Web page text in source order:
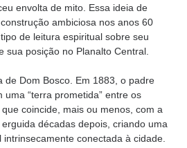
envolta de mito. Essa ideia de
ambiciosa nos anos 60
de leitura espiritual sobre seu
sua posição no Planalto Central.
de Dom Bosco. Em 1883, o padre
uma “terra prometida” entre os
coincide, mais ou menos, com a
décadas depois, criando uma
conectada à cidade.